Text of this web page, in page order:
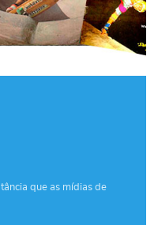
que as mídias de